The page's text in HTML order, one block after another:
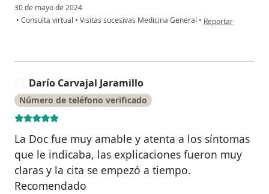
30 de mayo de 2024
• Consulta virtual • Visitas sucesivas Medicina General • en opinión del
Reportar
Darío Carvajal Jaramillo
Número de teléfono verificado
La Doc fue muy amable y atenta a los síntomas
que le indicaba, las explicaciones fueron muy
claras y la cita se empezó a tiempo.
Recomendado